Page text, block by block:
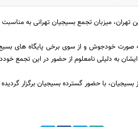
صورت خودجوش و از سوی برخی پایگاه های بسیج
به دلیلی نامعلوم از حضور در این تجمع
با حضور گسترده بسیجیان برگزار